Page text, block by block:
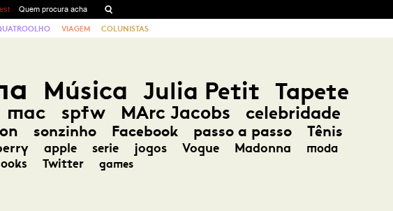
VIAGEM COLUNISTAS
Música Julia Petit Tapete
mac spfw MArc Jacobs
celebridade
sonzinho Facebook passo a passo Tênis
apple serie jogos Vogue Madonna
moda
Twitter games